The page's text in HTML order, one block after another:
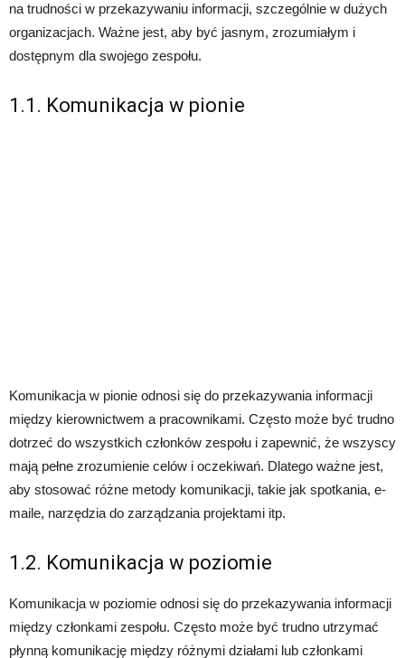
na trudności w przekazywaniu informacji, szczególnie w dużych
organizacjach. Ważne jest, aby być jasnym, zrozumiałym i
dostępnym dla swojego zespołu.
1.1. Komunikacja w pionie
Komunikacja w pionie odnosi się do przekazywania informacji
między kierownictwem a pracownikami. Często może być trudno
dotrzeć do wszystkich członków zespołu i zapewnić, że wszyscy
mają pełne zrozumienie celów i oczekiwań. Dlatego ważne jest,
aby stosować różne metody komunikacji, takie jak spotkania, e-
maile, narzędzia do zarządzania projektami itp.
1.2. Komunikacja w poziomie
Komunikacja w poziomie odnosi się do przekazywania informacji
między członkami zespołu. Często może być trudno utrzymać
płynną komunikację między różnymi działami lub członkami